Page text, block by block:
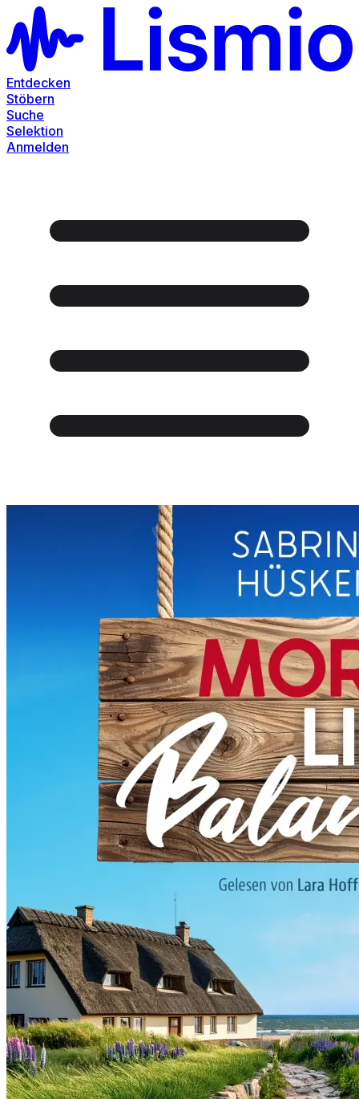
Entdecken
Stöbern
Suche
Selektion
Anmelden